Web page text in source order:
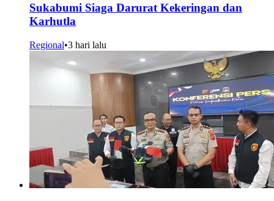
Sukabumi Siaga Darurat Kekeringan dan
Karhutla
Regional•3 hari lalu